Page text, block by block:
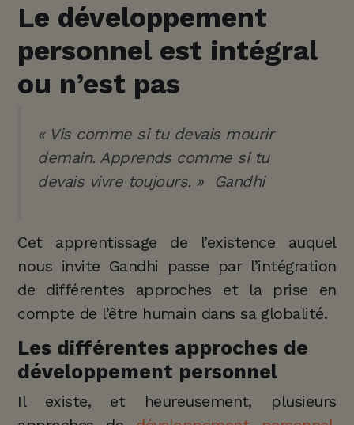
Le développement
personnel est intégral
ou n’est pas
« Vis comme si tu devais mourir
demain. Apprends comme si tu
devais vivre toujours. »
Gandhi
Cet apprentissage de l’existence auquel
nous invite Gandhi passe par l’intégration
de différentes approches et la prise en
compte de l’être humain dans sa globalité.
Les différentes approches de
développement personnel
Il existe, et heureusement, plusieurs